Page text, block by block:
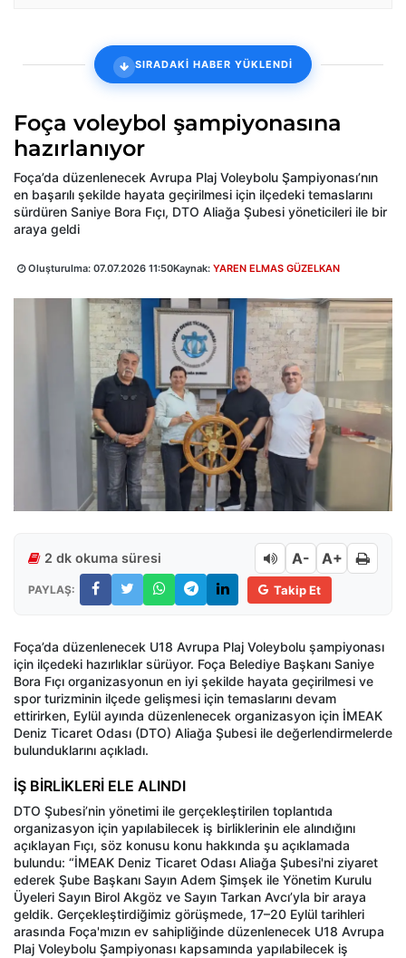
SIRADAKİ HABER YÜKLENDİ
Foça voleybol şampiyonasına
hazırlanıyor
Foça’da düzenlenecek Avrupa Plaj Voleybolu Şampiyonası’nın
en başarılı şekilde hayata geçirilmesi için ilçedeki temaslarını
sürdüren Saniye Bora Fıçı, DTO Aliağa Şubesi yöneticileri ile bir
araya geldi
Oluşturulma: 07.07.2026 11:50Kaynak: YAREN ELMAS GÜZELKAN
2 dk okuma süresi A- A+
PAYLAŞ: Takip Et
Foça’da düzenlenecek U18 Avrupa Plaj Voleybolu şampiyonası
için ilçedeki hazırlıklar sürüyor. Foça Belediye Başkanı Saniye
Bora Fıçı organizasyonun en iyi şekilde hayata geçirilmesi ve
spor turizminin ilçede gelişmesi için temaslarını devam
ettirirken, Eylül ayında düzenlenecek organizasyon için İMEAK
Deniz Ticaret Odası (DTO) Aliağa Şubesi ile değerlendirmelerde
bulunduklarını açıkladı.
İŞ BİRLİKLERİ ELE ALINDI
DTO Şubesi’nin yönetimi ile gerçekleştirilen toplantıda
organizasyon için yapılabilecek iş birliklerinin ele alındığını
açıklayan Fıçı, söz konusu konu hakkında şu açıklamada
bulundu: “İMEAK Deniz Ticaret Odası Aliağa Şubesi'ni ziyaret
ederek Şube Başkanı Sayın Adem Şimşek ile Yönetim Kurulu
Üyeleri Sayın Birol Akgöz ve Sayın Tarkan Avcı’yla bir araya
geldik. Gerçekleştirdiğimiz görüşmede, 17–20 Eylül tarihleri
arasında Foça'mızın ev sahipliğinde düzenlenecek U18 Avrupa
Plaj Voleybolu Şampiyonası kapsamında yapılabilecek iş